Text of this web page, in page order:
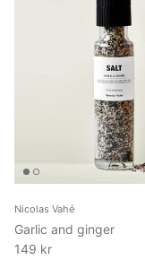
Nicolas Vahé
Garlic and ginger
149 kr